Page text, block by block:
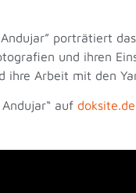
porträtiert
und ihren
Arbeit mit den
auf doksite.de